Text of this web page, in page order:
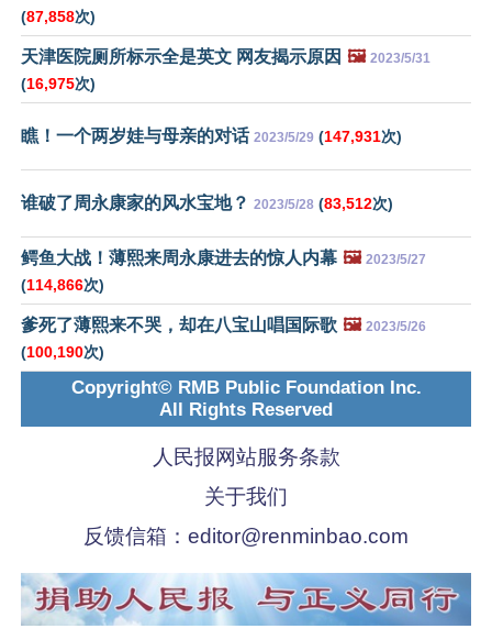
(87,858次)
天津医院厕所标示全是英文 网友揭示原因 🖼️ 2023/5/31
(16,975次)
瞧！一个两岁娃与母亲的对话 2023/5/29 (147,931次)
谁破了周永康家的风水宝地？ 2023/5/28 (83,512次)
鳄鱼大战！薄熙来周永康进去的惊人内幕 🖼️ 2023/5/27
(114,866次)
爹死了薄熙来不哭，却在八宝山唱国际歌 🖼️ 2023/5/26
(100,190次)
Copyright© RMB Public Foundation Inc.
All Rights Reserved
人民报网站服务条款
关于我们
反馈信箱： editor@renminbao.com